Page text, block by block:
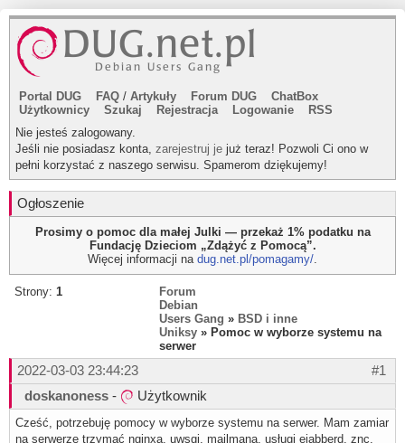
Portal DUG FAQ / Artykuły Forum DUG
ChatBox
Użytkownicy
Szukaj Rejestracja Logowanie
RSS
Nie jesteś zalogowany.
Jeśli nie posiadasz konta, zarejestruj je już teraz! Pozwoli Ci ono w
pełni korzystać z naszego serwisu. Spamerom dziękujemy!
Ogłoszenie
Prosimy o pomoc dla małej Julki — przekaż 1% podatku na
Fundację Dzieciom „Zdążyć z Pomocą”.
Więcej informacji na dug.net.pl/pomagamy/.
Strony: 1
Forum
Debian
Users Gang » BSD i inne
Uniksy » Pomoc w wyborze systemu na
serwer
#1
2022-03-03 23:44:23
doskanoness - Użytkownik
Cześć, potrzebuję pomocy w wyborze systemu na serwer. Mam zamiar
na serwerze trzymać nginxa, uwsgi, mailmana, usługi ejabberd, znc.